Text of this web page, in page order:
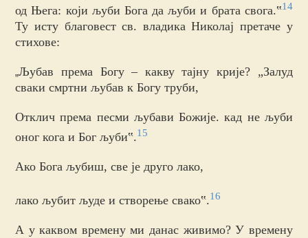
од Њега: који љуби Бога да љуби и брата свога.‟14
Ту исту благовест св. владика Николај претаче у
стихове:
„Љубав према Богу – какву тајну крије? „Залуд
сваки смртни љубав к Богу труби,
Отклич према песми љубави Божије. кад не љуби
оног кога и Бог љуби‟.15
Ако Бога љубиш, све је друго лако,
лако љубит људе и створење свако‟.16
А у каквом времену ми данас живимо? У времену